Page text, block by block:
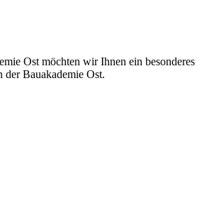
Ost möchten wir Ihnen ein
Bauakademie Ost.